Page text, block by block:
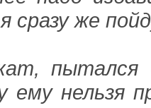
же
пытался
ему нельзя